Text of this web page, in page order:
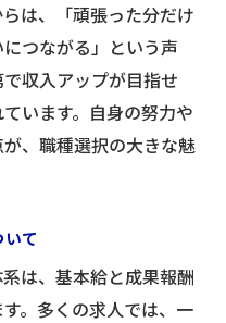
は、「頑張った分だけ
つながる」という声
収入アップが目指せ
います。自身の努力や
、職種選択の大きな魅
て
は、基本給と成果報酬
。多くの求人では、一